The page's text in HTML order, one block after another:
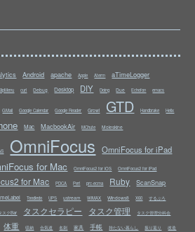
Android apache Apple Aterm aTimeLogger
curl Debug Desktop DIY Doing Due Echofon emacs
GMail Google Calendar Google Reader Growl GTD Handbrake Helix
Mac MacbookAir MChute Moleskine
OmniFocus OmniFocus for iPad
for Mac OmniFocus2 for iOS OmniFocus2 for iPad
for Mac PDCA Perl prc-ecma Ruby ScanSnap
Toodledo UPS ustream WiMAX Windows8 X60 するぷろ
スクBar タスクセラピー タスク管理 タスク管理分科会
体重 収納 合気道 名刺 家具 手帳 持たない暮らし 振り返り 改造